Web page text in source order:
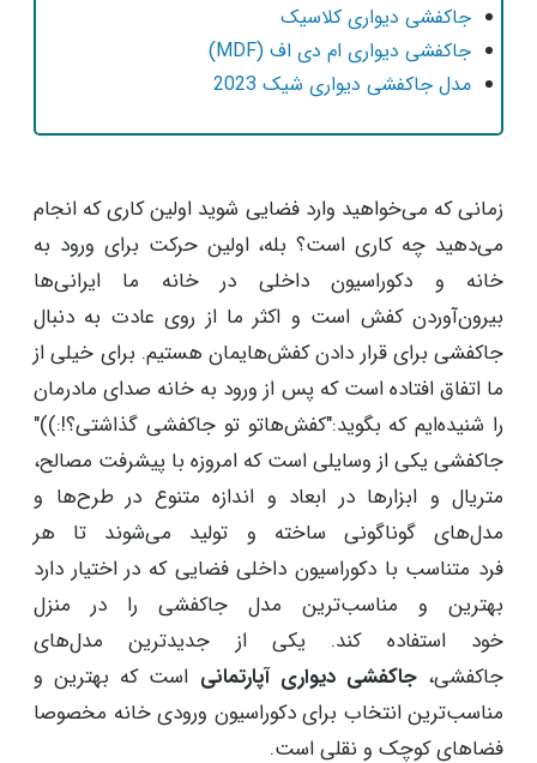
جاکفشی دیواری کلاسیک
جاکفشی دیواری ام دی اف (MDF)
مدل جاکفشی دیواری شیک 2023
زمانی که می‌خواهید وارد فضایی شوید اولین کاری که انجام
می‌دهید چه کاری است؟ بله، اولین حرکت برای ورود به
خانه و دکوراسیون داخلی در خانه ما ایرانی‌ها
بیرون‌آوردن کفش است و اکثر ما از روی عادت به دنبال
جاکفشی برای قرار دادن کفش‌هایمان هستیم. برای خیلی از
ما اتفاق افتاده است که پس از ورود به خانه صدای مادرمان
را شنیده‌ایم که بگوید:"کفش‌هاتو تو جاکفشی گذاشتی؟!:))"
جاکفشی یکی از وسایلی است که امروزه با پیشرفت مصالح،
متریال و ابزارها در ابعاد و اندازه متنوع در طرح‌ها و
مدل‌های گوناگونی ساخته و تولید می‌شوند تا هر
فرد متناسب با دکوراسیون داخلی فضایی که در اختیار دارد
بهترین و مناسب‌ترین مدل جاکفشی را در منزل
خود استفاده کند. یکی از جدیدترین مدل‌های
جاکفشی، جاکفشی دیواری آپارتمانیاست که بهترین و
مناسب‌ترین انتخاب برای دکوراسیون ورودی خانه مخصوصا
فضاهای کوچک و نقلی است.